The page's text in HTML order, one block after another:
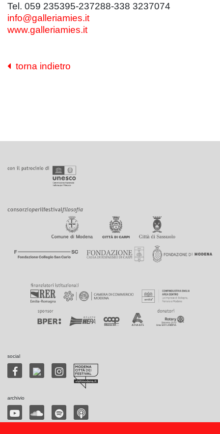
Tel. 059 235395-237288-338 3237074
info@galleriamies.it
www.galleriamies.it
torna indietro
social
archivio